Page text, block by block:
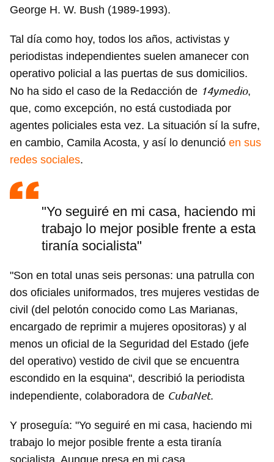
George H. W. Bush (1989-1993).
Tal día como hoy, todos los años, activistas y
periodistas independientes suelen amanecer con
operativo policial a las puertas de sus domicilios.
No ha sido el caso de la Redacción de 14ymedio,
que, como excepción, no está custodiada por
agentes policiales esta vez. La situación sí la sufre,
en cambio, Camila Acosta, y así lo denunció en sus
redes sociales.
"Yo seguiré en mi casa, haciendo mi
trabajo lo mejor posible frente a esta
tiranía socialista"
"Son en total unas seis personas: una patrulla con
dos oficiales uniformados, tres mujeres vestidas de
civil (del pelotón conocido como Las Marianas,
encargado de reprimir a mujeres opositoras) y al
menos un oficial de la Seguridad del Estado (jefe
del operativo) vestido de civil que se encuentra
escondido en la esquina", describió la periodista
independiente, colaboradora de CubaNet.
Y proseguía: "Yo seguiré en mi casa, haciendo mi
trabajo lo mejor posible frente a esta tiranía